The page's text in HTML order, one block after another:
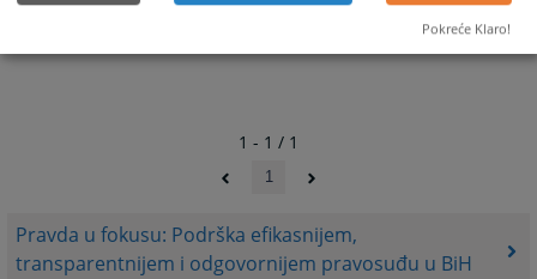
Pravda u fokusu: Podrška efikasnijem,
transparentnijem i odgovornijem pravosuđu u BiH
1 - 1 / 1
1
Pokreće Klaro!